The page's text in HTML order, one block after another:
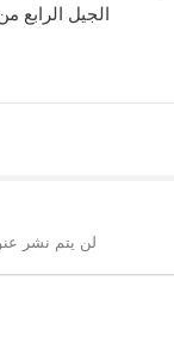
الجيل الرابع
لن يتم نشر